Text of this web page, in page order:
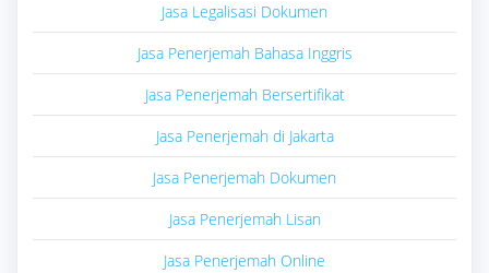
Jasa Legalisasi Dokumen
Jasa Penerjemah Bahasa Inggris
Jasa Penerjemah Bersertifikat
Jasa Penerjemah di Jakarta
Jasa Penerjemah Dokumen
Jasa Penerjemah Lisan
Jasa Penerjemah Online